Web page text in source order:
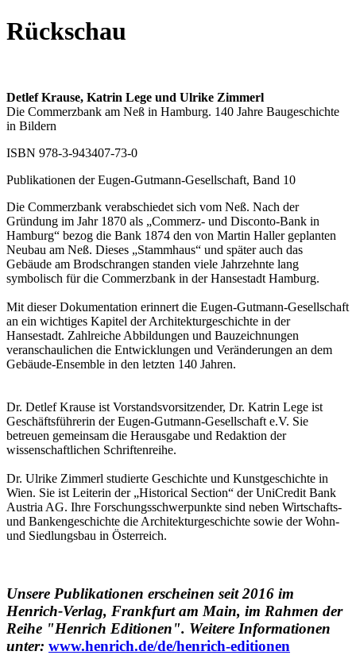
Rückschau
Detlef Krause, Katrin Lege und Ulrike Zimmerl
Die Commerzbank am Neß in Hamburg. 140 Jahre Baugeschichte
in Bildern
ISBN 978-3-943407-73-0
Publikationen der Eugen-Gutmann-Gesellschaft, Band 10
Die Commerzbank verabschiedet sich vom Neß. Nach der
Gründung im Jahr 1870 als „Commerz- und Disconto-Bank in
Hamburg“ bezog die Bank 1874 den von Martin Haller geplanten
Neubau am Neß. Dieses „Stammhaus“ und später auch das
Gebäude am Brodschrangen standen viele Jahrzehnte lang
symbolisch für die Commerzbank in der Hansestadt Hamburg.
Mit dieser Dokumentation erinnert die Eugen-Gutmann-Gesellschaft
an ein wichtiges Kapitel der Architekturgeschichte in der
Hansestadt. Zahlreiche Abbildungen und Bauzeichnungen
veranschaulichen die Entwicklungen und Veränderungen an dem
Gebäude-Ensemble in den letzten 140 Jahren.
Dr. Detlef Krause ist Vorstandsvorsitzender, Dr. Katrin Lege ist
Geschäftsführerin der Eugen-Gutmann-Gesellschaft e.V. Sie
betreuen gemeinsam die Herausgabe und Redaktion der
wissenschaftlichen Schriftenreihe.
Dr. Ulrike Zimmerl studierte Geschichte und Kunstgeschichte in
Wien. Sie ist Leiterin der „Historical Section“ der UniCredit Bank
Austria AG. Ihre Forschungsschwerpunkte sind neben Wirtschafts-
und Bankengeschichte die Architekturgeschichte sowie der Wohn-
und Siedlungsbau in Österreich.
Unsere Publikationen erscheinen seit 2016 im
Henrich-Verlag, Frankfurt am Main, im Rahmen der
Reihe "Henrich Editionen". Weitere Informationen
unter: www.henrich.de/de/henrich-editionen